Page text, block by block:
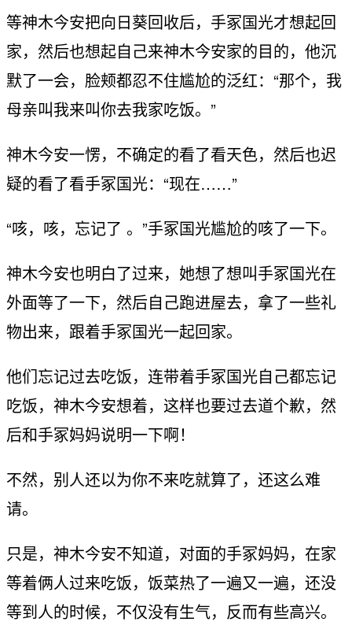
等神木今安把向日葵回收后，手冢国光才想起回
家，然后也想起自己来神木今安家的目的，他沉
默了一会，脸颊都忍不住尴尬的泛红：“那个，我
母亲叫我来叫你去我家吃饭。”
神木今安一愣，不确定的看了看天色，然后也迟
疑的看了看手冢国光：“现在……”
“咳，咳，忘记了 。”手冢国光尴尬的咳了一下。
神木今安也明白了过来，她想了想叫手冢国光在
外面等了一下，然后自己跑进屋去，拿了一些礼
物出来，跟着手冢国光一起回家。
他们忘记过去吃饭，连带着手冢国光自己都忘记
吃饭，神木今安想着，这样也要过去道个歉，然
后和手冢妈妈说明一下啊！
不然，别人还以为你不来吃就算了，还这么难
请。
只是，神木今安不知道，对面的手冢妈妈，在家
等着俩人过来吃饭，饭菜热了一遍又一遍，还没
等到人的时候，不仅没有生气，反而有些高兴。